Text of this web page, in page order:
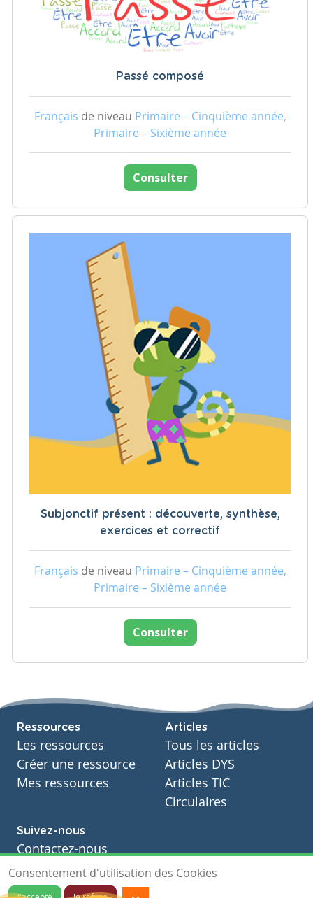
Passé composé
Français de niveau Primaire – Cinquième année,
Primaire – Sixième année
Consulter
Subjonctif présent : découverte, synthèse,
exercices et correctif
Français de niveau Primaire – Cinquième année,
Primaire – Sixième année
Consulter
Ressources
Les ressources
Créer une ressource
Mes ressources
Articles
Tous les articles
Articles DYS
Articles TIC
Circulaires
Suivez-nous
Contactez-nous
Soutien scolaire
Notre page Facebook
Consentement d'utilisation des Cookies